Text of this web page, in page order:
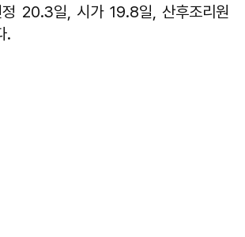
20.3일, 시가 19.8일, 산후조리원
.